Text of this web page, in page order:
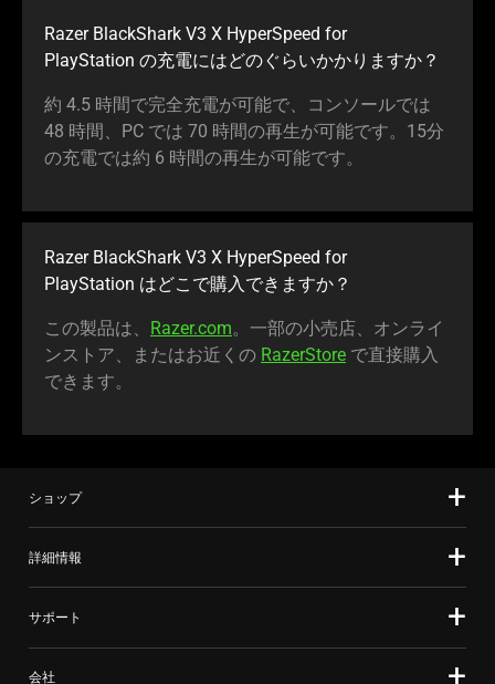
Razer BlackShark V3 X HyperSpeed for
PlayStation の充電にはどのぐらいかかりま すか ？
約 4.5 時間で完全充電が可能で、コンソールでは
48 時間、PC では 70 時間の再生が可能です。15分
の充電では約 6 時間の再生が可能です。
Razer BlackShark V3 X HyperSpeed for
PlayStation はどこで購入できま すか ？
この製品は、 Razer.com。一部の小売店、オンライ
ンストア、またはお近くの RazerStore で直接購入
でき ます。
ショップ
詳細情報
サポート
会社